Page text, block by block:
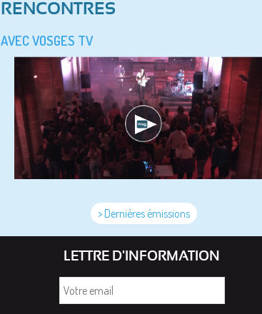
RENCONTRES
AVEC VOSGES TV
> Dernières émissions
LETTRE D'INFORMATION